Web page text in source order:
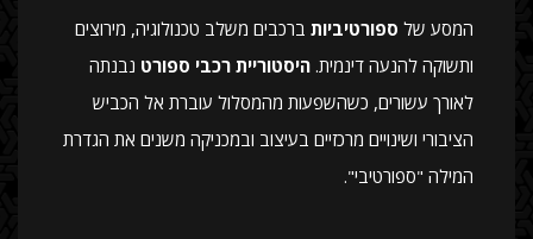
המסע של ספורטיביות ברכבים משלב טכנולוגיה, מירוצים
ותשוקה להנעה דינמית. היסטוריית רכבי ספורט נבנתה
לאורך עשורים, כשהשפעות מהמסלול עוברת אל הכביש
הציבורי ושינויים מרכזיים בעיצוב ובמכניקה משנים את הגדרת
המילה "ספורטיבי".